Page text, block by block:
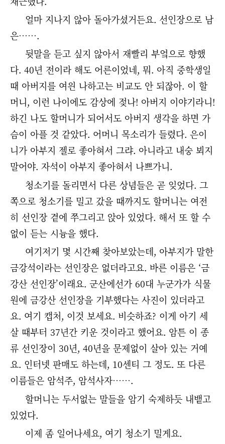
얼마 지나지 않아 돌아가셨거든요. 선인장으로 남
은…….
뒷말을 듣고 싶지 않아서 재빨리 부엌으로 향했
다. 40년 전이라 해도 어른이었네, 뭐. 아직 중학생일
때 아버지를 여읜 나하고는 비교도 안 되잖아. 이 할
머니, 이런 나이에도 감상에 젖나! 아버지 이야기라니!
하긴 나도 할머니가 되어서도 아버지 생각을 하면 가
슴이 아플 것 같았다. 어머니 목소리가 들렸다. 은이
니가 아부지 젤로 좋아혀서 그랴. 아니라고 내숭 뵈지
말어야. 자석이 아부지 좋아혀서 나쁘가니.
청소기를 돌리면서 다른 상념들은 곧 잊었다. 그
쪽으로 청소기를 밀고 갔을 때까지도 할머니는 여전
히 선인장 곁에 쭈그리고 앉아 있었다. 해서 또 할 수
없이 듣는 시늉을 했다.
여기저기 몇 시간째 찾아보았는데, 아부지가 말한
금강석이라는 선인장은 없더라고요. 바른 이름은 ‘금
강산 선인장’이래요. 군산에선가 60대 누군가가 식물
원에 금강산 선인장을 기부했다는 사진이 있더라고
요. 여기 캡처, 이것 보세요. 비슷하죠? 이게 아기 세
살 때부터 37년간 키운 것이라고 했어요. 암튼 이 종
류 선인장이 30년, 40년을 문제없이 살아 있는 거예
요. 인터넷 판매도 하는데, 10센티 그 정도. 또 다른
이름들은 암석주, 암석사자…….
할머니는 두서없는 말들을 암기 숙제하듯 내뱉고
있었다.
이제 좀 일어나세요, 여기 청소기 밀게요.